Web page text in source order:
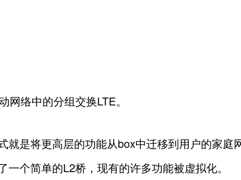
络中的分组交换LTE。
是将更高层的功能从box中迁移到用户的家庭
个简单的L2桥，现有的许多功能被虚拟化。